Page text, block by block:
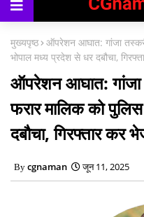
मुख्यपृष्ठ ऑपरेशन आघात: गांजा
भोपाल मध्य प्रदेश से धर दबौचा,
ऑपरेशन आघात: गांजा
फरार मालिक को
दबौचा, गिरफ्तार कर
cgnaman जून 11, 2025